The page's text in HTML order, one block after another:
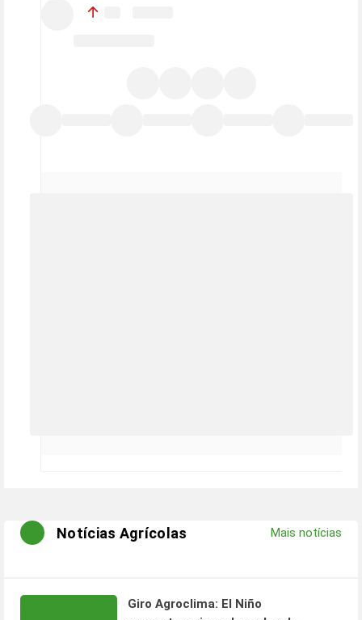
Notícias Agrícolas Mais notícias
Giro Agroclima: El Niño